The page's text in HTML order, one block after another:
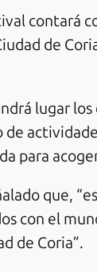
contará
de
lugar
de
para
que,
con el
de Coria”.